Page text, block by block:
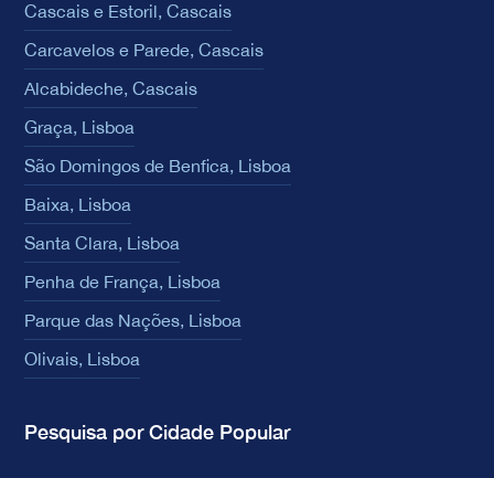
Cascais e Estoril, Cascais
Carcavelos e Parede, Cascais
Alcabideche, Cascais
Graça, Lisboa
São Domingos de Benfica, Lisboa
Baixa, Lisboa
Santa Clara, Lisboa
Penha de França, Lisboa
Parque das Nações, Lisboa
Olivais, Lisboa
Pesquisa por Cidade Popular